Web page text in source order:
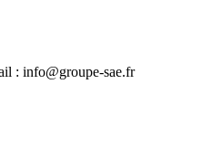
: info@groupe-sae.fr